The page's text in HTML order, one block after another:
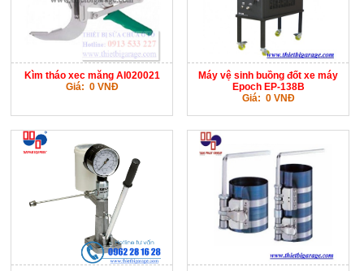
Kìm tháo xec măng AI020021
Giá: 0 VNĐ
Máy vệ sinh buồng đốt xe máy
Epoch EP-138B
Giá: 0 VNĐ